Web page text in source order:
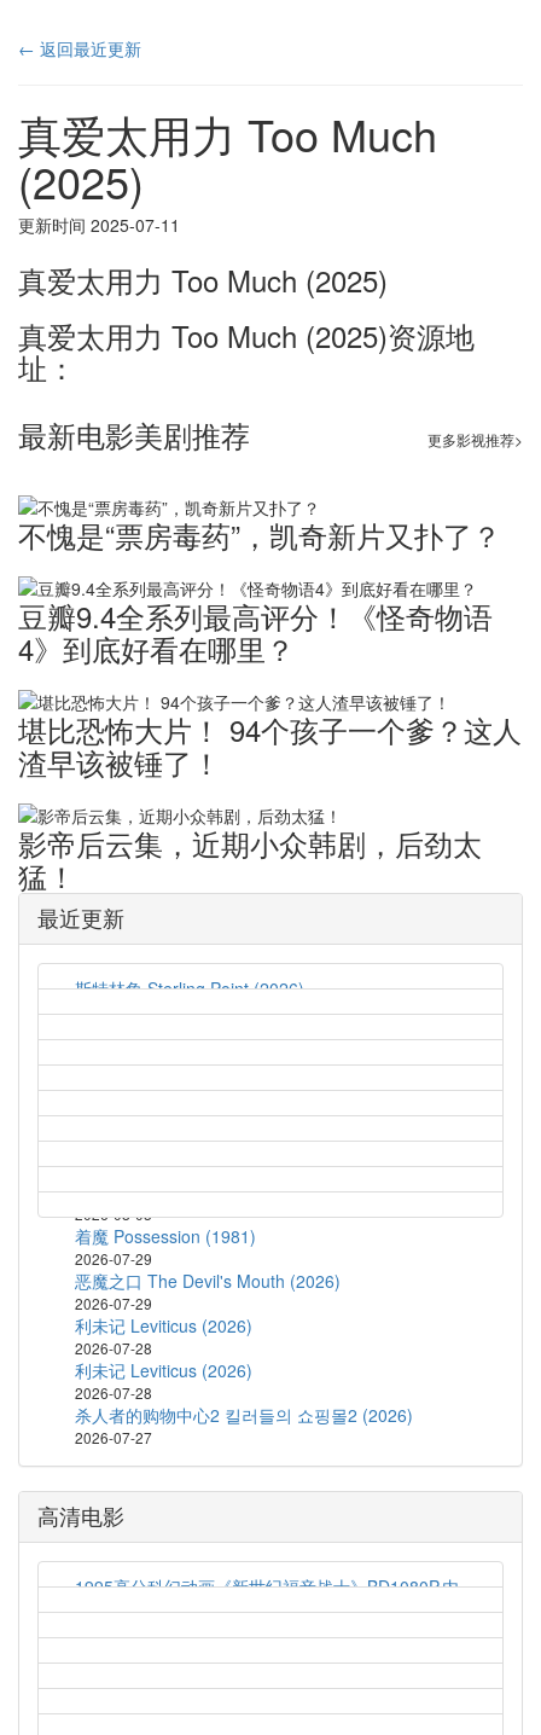
← 返回最近更新
真爱太用力 Too Much
(2025)
更新时间 2025-07-11
真爱太用力 Too Much (2025)
真爱太用力 Too Much (2025)资源地
址：
最新电影美剧推荐
更多影视推荐>
不愧是“票房毒药”，凯奇新片又扑了？
豆瓣9.4全系列最高评分！《怪奇物语
4》到底好看在哪里？
堪比恐怖大片！ ​94个孩子一个爹？这人
渣早该被锤了！
影帝后云集，近期小众韩剧，后劲太
猛！
最近更新
斯特林角 Sterling Point (2026)
2026-08-05
猛尸一家亲 Lockbox (2026)
鬼玩人6：炼狱 Evil Dead Burn (2026)
2026-08-04
蝙蝠侠：披风战士 第二季 Batman: Caped Crusader
Season 2 (2026)
2026-08-03
着魔 Possession (1981)
2026-07-29
恶魔之口 The Devil's Mouth (2026)
2026-07-29
利未记 Leviticus (2026)
2026-07-28
利未记 Leviticus (2026)
2026-07-28
杀人者的购物中心2 킬러들의 쇼핑몰2 (2026)
2026-07-27
高清电影
1995高分科幻动画《新世纪福音战士》BD1080P.内
封简繁字幕
2021-03-19